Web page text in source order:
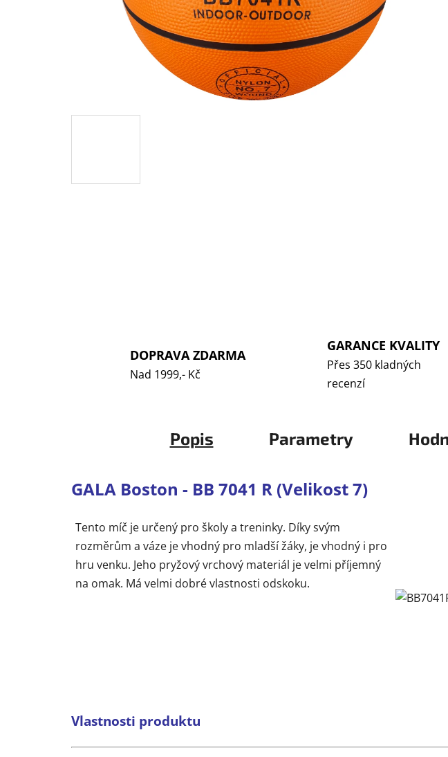
DOPRAVA ZDARMA
Nad 1999,- Kč
GARANCE KVALITY
Přes 350 kladných
recenzí
Popis Parametry
GALA Boston - BB 7041 R (Velikost 7)
Tento míč je určený pro školy a treninky. Díky svým
rozměrům a váze je vhodný pro mladší žáky, je vhodný i pro
hru venku. Jeho pryžový vrchový materiál je velmi příjemný
na omak. Má velmi dobré vlastnosti odskoku.
Vlastnosti produktu